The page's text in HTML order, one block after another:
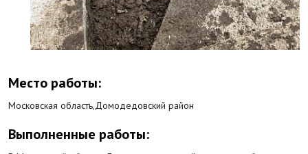
Место работы:
Московская область,Домодедовский район
Выполненные работы: